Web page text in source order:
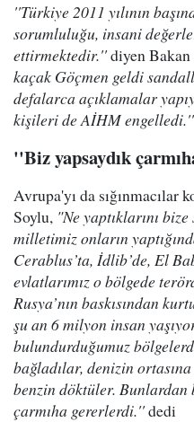
''Türkiye 2011 yılının
sorumluluğu, insani
ettirmektedir.''diyen Bakan
kaçak Göçmen geldi
defalarca açıklamalar
kişileri de AİHM engelledi.''
''Biz yapsaydık
Avrupa'yı da sığınmacılar
Soylu, "Ne yaptıklarını
milletimiz onların
Cerablus’ta, İdlib’de, El
evlatlarımız o bölgede
Rusya’nın baskısından
şu an 6 milyon insan
bulundurduğumuz
bağladılar, denizin
benzin döktüler. Bunlardan
çarmıha gererlerdi.''dedi